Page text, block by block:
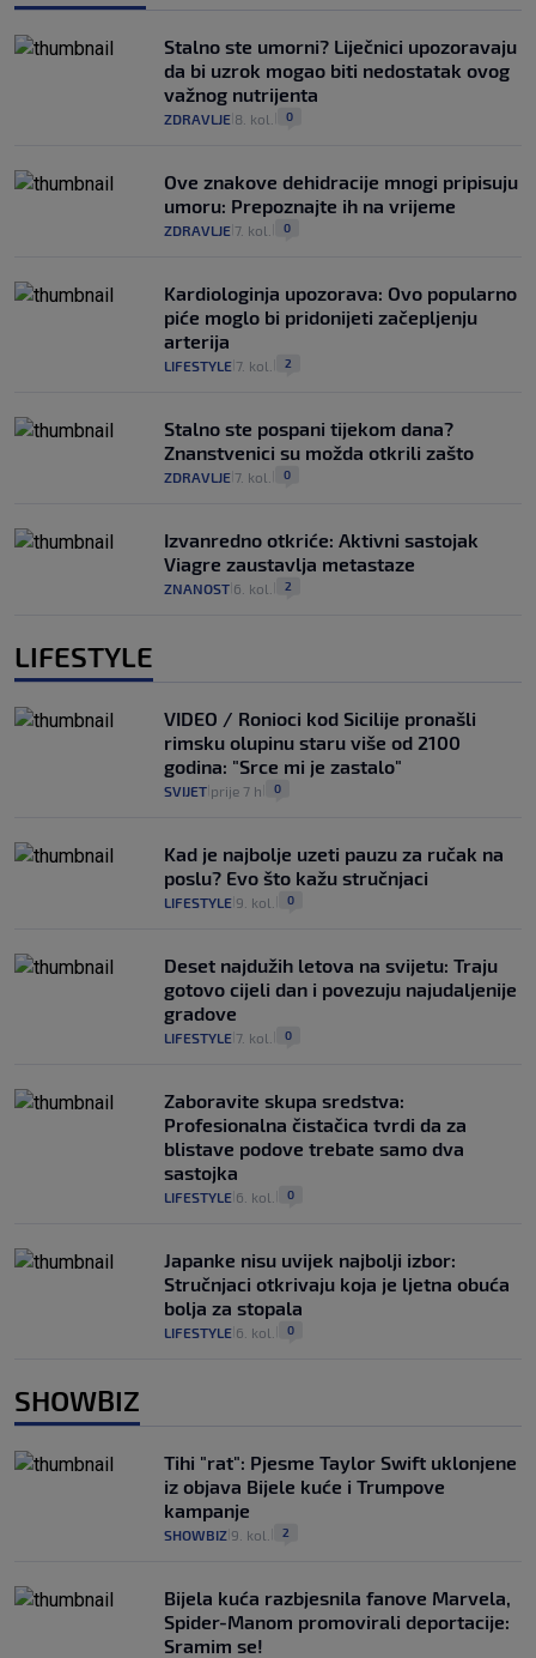
Stalno ste umorni? Liječnici upozoravaju
da bi uzrok mogao biti nedostatak ovog
važnog nutrijenta
ZDRAVLJE 8. kol. 0
Ove znakove dehidracije mnogi pripisuju
umoru: Prepoznajte ih na vrijeme
ZDRAVLJE 7. kol. 0
Kardiologinja upozorava: Ovo popularno
piće moglo bi pridonijeti začepljenju
arterija
LIFESTYLE 7. kol. 2
Stalno ste pospani tijekom dana?
Znanstvenici su možda otkrili zašto
ZDRAVLJE 7. kol. 0
Izvanredno otkriće: Aktivni sastojak
Viagre zaustavlja metastaze
ZNANOST 6. kol. 2
LIFESTYLE
VIDEO / Ronioci kod Sicilije pronašli
rimsku olupinu staru više od 2100
godina: "Srce mi je zastalo"
SVIJET prije 7 h 0
Kad je najbolje uzeti pauzu za ručak na
poslu? Evo što kažu stručnjaci
LIFESTYLE 9. kol. 0
Deset najdužih letova na svijetu: Traju
gotovo cijeli dan i povezuju najudaljenije
gradove
LIFESTYLE 7. kol. 0
Zaboravite skupa sredstva:
Profesionalna čistačica tvrdi da za
blistave podove trebate samo dva
sastojka
LIFESTYLE 6. kol. 0
Japanke nisu uvijek najbolji izbor:
Stručnjaci otkrivaju koja je ljetna obuća
bolja za stopala
LIFESTYLE 6. kol. 0
SHOWBIZ
Tihi "rat": Pjesme Taylor Swift uklonjene
iz objava Bijele kuće i Trumpove
kampanje
SHOWBIZ 9. kol. 2
Bijela kuća razbjesnila fanove Marvela,
Spider-Manom promovirali deportacije:
Sramim se!